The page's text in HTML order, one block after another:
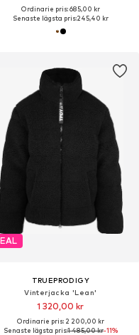
Ordinarie pris: 685,00 kr
Senaste lägsta pris:245,40 kr
TRUEPRODIGY
Vinterjacka 'Lean'
1 320,00 kr
Ordinarie pris: 2 200,00 kr
Senaste lägsta pris:1 485,00 kr-11%